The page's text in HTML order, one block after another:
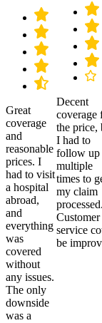
Great
coverage
and
reasonable
prices. I
had to visit
a hospital
abroad,
and
everything
was
covered
without
any issues.
The only
downside
was a
Decent
coverage
the price,
I had to
follow up
multiple
times to
my claim
processed.
Customer
service
be